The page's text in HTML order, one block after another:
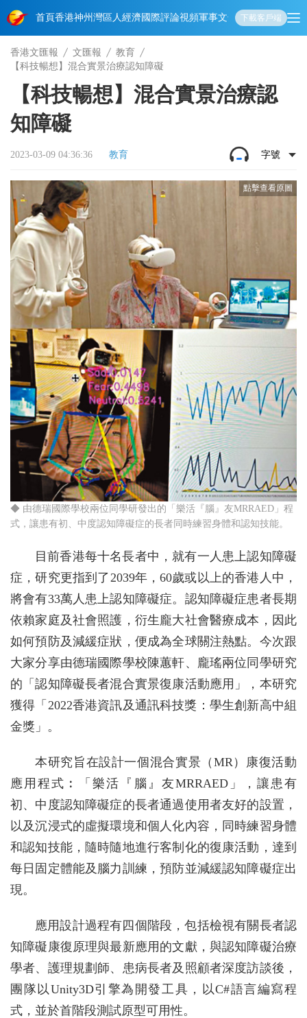
首頁香港神州 灣區人經濟國際評論視頻軍事文化 娛樂生活教育體
下載客戶端
香港文匯報 文匯報
教育
【科技暢想】混合實景治療認知障礙
【科技暢想】混合實景治療認
知障礙
2023-03-09 04:36:36 教育 字號
◆ 由德瑞國際學校兩位同學研發出的「樂活『腦』友MRRAED」程
式，讓患有初、中度認知障礙症的長者同時練習身體和認知技能。
目前香港每十名長者中，就有一人患上認知障礙
症，研究更指到了2039年，60歲或以上的香港人中，
將會有33萬人患上認知障礙症。認知障礙症患者長期
依賴家庭及社會照護，衍生龐大社會醫療成本，因此
如何預防及減緩症狀，便成為全球關注熱點。今次跟
大家分享由德瑞國際學校陳蕙軒、龐瑤兩位同學研究
的「認知障礙長者混合實景復康活動應用」，本研究
獲得「2022香港資訊及通訊科技獎：學生創新高中組
金獎」。
本研究旨在設計一個混合實景（MR）康復活動
應用程式︰「樂活『腦』友MRRAED」，讓患有
初、中度認知障礙症的長者通過使用者友好的設置，
以及沉浸式的虛擬環境和個人化內容，同時練習身體
和認知技能，隨時隨地進行客制化的復康活動，達到
每日固定體能及腦力訓練，預防並減緩認知障礙症出
現。
應用設計過程有四個階段，包括檢視有關長者認
知障礙康復原理與最新應用的文獻，與認知障礙治療
學者、護理規劃師、患病長者及照顧者深度訪談後，
團隊以Unity3D引擎為開發工具，以C#語言編寫程
式，並於首階段測試原型可用性。